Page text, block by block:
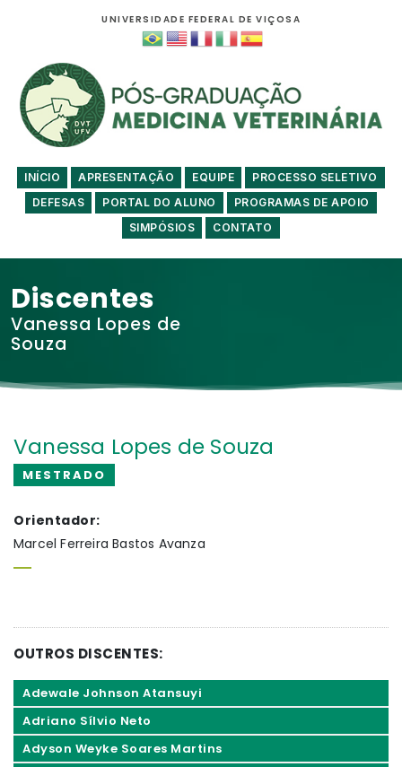
UNIVERSIDADE FEDERAL DE VIÇOSA
INÍCIO APRESENTAÇÃO EQUIPE
PROCESSO SELETIVO
DEFESAS
PORTAL DO ALUNO
PROGRAMAS DE APOIO
SIMPÓSIOS
CONTATO
Discentes
Vanessa Lopes de
Souza
Vanessa Lopes de Souza
MESTRADO
Orientador:
Marcel Ferreira Bastos Avanza
OUTROS DISCENTES:
Adewale Johnson Atansuyi
Adriano Sílvio Neto
Adyson Weyke Soares Martins